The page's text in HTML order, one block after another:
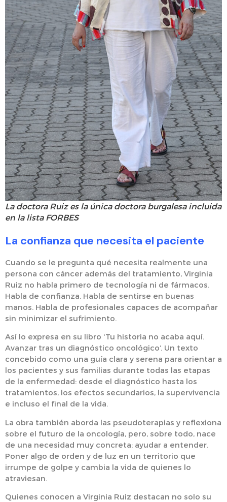
La doctora Ruiz es la única doctora burgalesa incluida
en la lista FORBES
La confianza que necesita el paciente
Cuando se le pregunta qué necesita realmente una
persona con cáncer además del tratamiento, Virginia
Ruiz no habla primero de tecnología ni de fármacos.
Habla de confianza. Habla de sentirse en buenas
manos. Habla de profesionales capaces de acompañar
sin minimizar el sufrimiento.
Así lo expresa en su libro ‘Tu historia no acaba aquí.
Avanzar tras un diagnóstico oncológico’. Un texto
concebido como una guía clara y serena para orientar a
los pacientes y sus familias durante todas las etapas
de la enfermedad: desde el diagnóstico hasta los
tratamientos, los efectos secundarios, la supervivencia
e incluso el final de la vida.
La obra también aborda las pseudoterapias y reflexiona
sobre el futuro de la oncología, pero, sobre todo, nace
de una necesidad muy concreta: ayudar a entender.
Poner algo de orden y de luz en un territorio que
irrumpe de golpe y cambia la vida de quienes lo
atraviesan.
Quienes conocen a Virginia Ruiz destacan no solo su